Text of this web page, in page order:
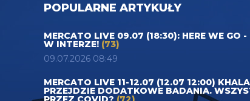
POPULARNE ARTYKUŁY
MERCATO LIVE 09.07 (18:30): HERE WE GO
W INTERZE! (73)
09.07.2026 08:49
MERCATO LIVE 11-12.07 (12.07 12:00)
PRZEJDZIE DODATKOWE BADANIA.